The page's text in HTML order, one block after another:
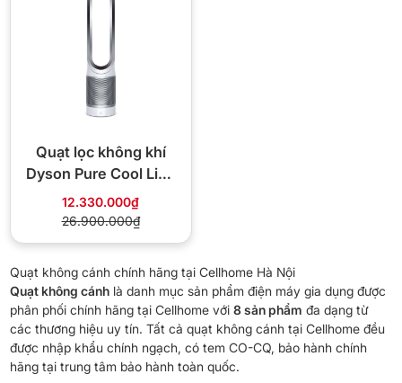
Quạt lọc không khí
Dyson Pure Cool Link
TP07
12.330.000₫
26.900.000₫
Quạt không cánh chính hãng tại Cellhome Hà Nội
Quạt không cánhlà danh mục sản phẩm điện máy gia dụng được
phân phối chính hãng tại Cellhome với 8 sản phẩm đa dạng từ
các thương hiệu uy tín. Tất cả quạt không cánh tại Cellhome đều
được nhập khẩu chính ngạch, có tem CO-CQ, bảo hành chính
hãng tại trung tâm bảo hành toàn quốc.